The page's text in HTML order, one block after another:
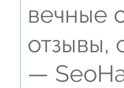
вечные
отзывы,
—